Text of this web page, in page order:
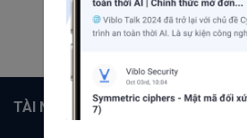
Editors' Choice MayFest2024
ChatGPT-4o
ChatGPT-4
TÀI NGUYÊN